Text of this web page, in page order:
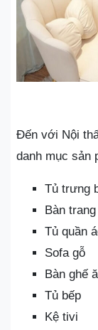
Đến với Nội
danh mục sản
Tủ trưng
Bàn
Tủ quần
Sofa gỗ
Bàn ghế
Tủ bếp
Kệ tivi